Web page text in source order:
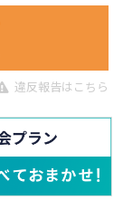
違反報告はこちら